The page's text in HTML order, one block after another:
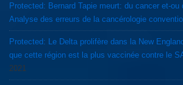
Protected: Bernard Tapie meurt: du cancer et-ou
Analyse des erreurs de la cancérologie
Protected: Le Delta prolifère dans la New
que cette région est la plus vaccinée contre le
2021